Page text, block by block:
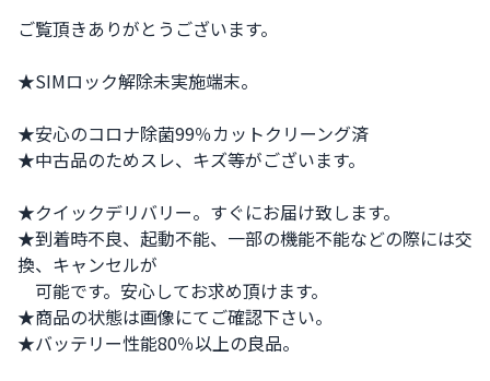
ご覧頂きありがとうございます。
★SIMロック解除未実施端末。
★安心のコロナ除菌99％カットクリーング済
★中古品のためスレ、キズ等がございます。
★クイックデリバリー。すぐにお届け致します。
★到着時不良、起動不能、一部の機能不能などの際には交
換、キャンセルが
可能です。安心してお求め頂けます。
★商品の状態は画像にてご確認下さい。
★バッテリー性能80％以上の良品。